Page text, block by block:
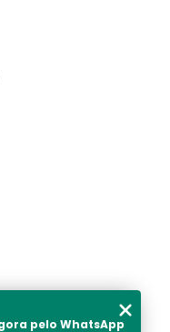
pelo WhatsApp